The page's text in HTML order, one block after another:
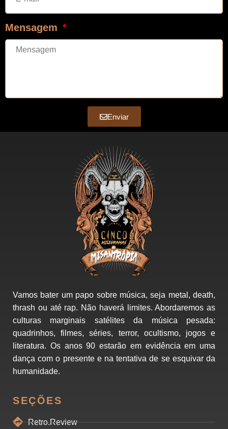
Mensagem
Enviar
Vamos bater um papo sobre música, seja metal, death,
thrash ou até rap. Não haverá limites. Abordaremos as
culturas marginais satélites da música pesada:
quadrinhos, filmes, séries, terror, ocultismo, jogos e
literatura. Os anos 90 estarão em evidência em uma
dança com o presente e na tentativa de se esquivar da
humanidade.
SEÇÕES
Retro.Review